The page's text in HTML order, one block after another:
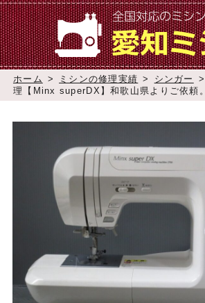
ホーム > ミシンの修理実績 > シンガー >
理【Minx superDX】和歌山県よりご依頼。